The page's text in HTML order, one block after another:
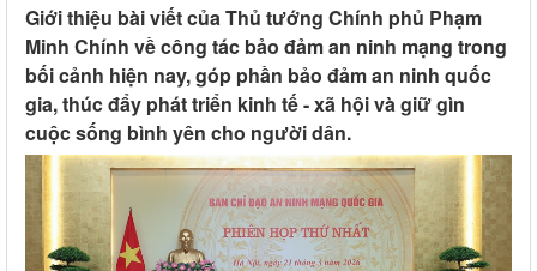
Giới thiệu bài viết của Thủ tướng Chính phủ Phạm
Minh Chính về công tác bảo đảm an ninh mạng trong
bối cảnh hiện nay, góp phần bảo đảm an ninh quốc
gia, thúc đẩy phát triển kinh tế - xã hội và giữ gìn
cuộc sống bình yên cho người dân.